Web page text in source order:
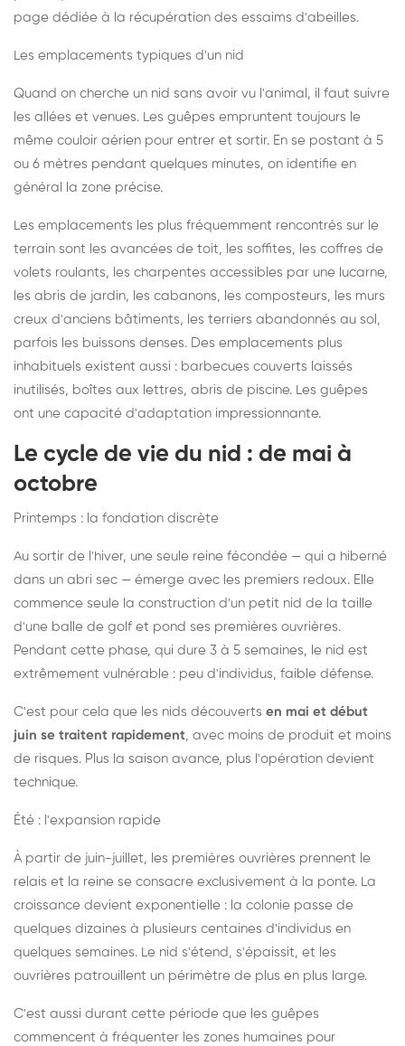
page dédiée à la récupération des essaims d'abeilles.
Les emplacements typiques d'un nid
Quand on cherche un nid sans avoir vu l'animal, il faut suivre
les allées et venues. Les guêpes empruntent toujours le
même couloir aérien pour entrer et sortir. En se postant à 5
ou 6 mètres pendant quelques minutes, on identifie en
général la zone précise.
Les emplacements les plus fréquemment rencontrés sur le
terrain sont les avancées de toit, les soffites, les coffres de
volets roulants, les charpentes accessibles par une lucarne,
les abris de jardin, les cabanons, les composteurs, les murs
creux d'anciens bâtiments, les terriers abandonnés au sol,
parfois les buissons denses. Des emplacements plus
inhabituels existent aussi : barbecues couverts laissés
inutilisés, boîtes aux lettres, abris de piscine. Les guêpes
ont une capacité d'adaptation impressionnante.
Le cycle de vie du nid : de mai à
octobre
Printemps : la fondation discrète
Au sortir de l'hiver, une seule reine fécondée — qui a hiberné
dans un abri sec — émerge avec les premiers redoux. Elle
commence seule la construction d'un petit nid de la taille
d'une balle de golf et pond ses premières ouvrières.
Pendant cette phase, qui dure 3 à 5 semaines, le nid est
extrêmement vulnérable : peu d'individus, faible défense.
C'est pour cela que les nids découverts en mai et début
juin se traitent rapidement, avec moins de produit et moins
de risques. Plus la saison avance, plus l'opération devient
technique.
Été : l'expansion rapide
À partir de juin-juillet, les premières ouvrières prennent le
relais et la reine se consacre exclusivement à la ponte. La
croissance devient exponentielle : la colonie passe de
quelques dizaines à plusieurs centaines d'individus en
quelques semaines. Le nid s'étend, s'épaissit, et les
ouvrières patrouillent un périmètre de plus en plus large.
C'est aussi durant cette période que les guêpes
commencent à fréquenter les zones humaines pour